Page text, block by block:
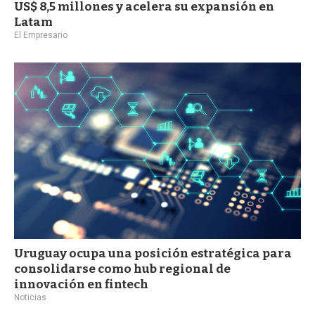
US$ 8,5 millones y acelera su expansión en
Latam
El Empresario
Uruguay ocupa una posición estratégica para
consolidarse como hub regional de
innovación en fintech
Noticias